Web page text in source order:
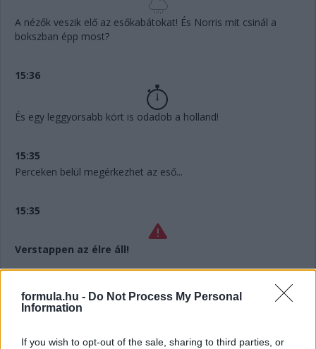
formula.hu - Do Not Process My Personal
Information
If you wish to opt-out of the sale, sharing to third parties, or
A nézők veszik elő az esőkabátokat! És Norris mit csinál a
bokszban épp most?
15:36
És egy leggyorsabb kört is odadob a holland!
15:35
Perceken belül megérkezhet az eső...
15:35
Verstappen az élre áll!
Az első tízesben Stroll, Russell és Gasly még nem járt a